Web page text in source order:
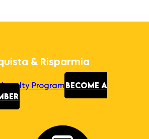
& Risparmia
Loyalty Program BECOME A